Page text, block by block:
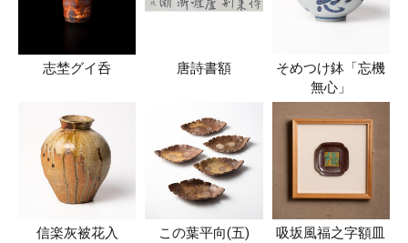
志埜グイ呑 唐詩書額
そめつけ鉢「忘機
無心」
信楽灰被花入 この葉平向(五) 吸坂風福之字額皿